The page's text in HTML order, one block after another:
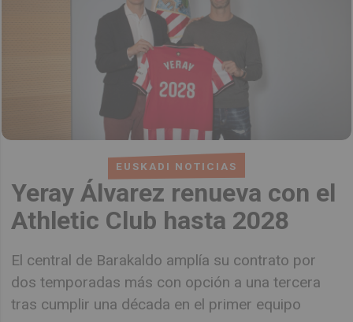
EUSKADI NOTICIAS
Yeray Álvarez renueva con el
Athletic Club hasta 2028
El central de Barakaldo amplía su contrato por
dos temporadas más con opción a una tercera
tras cumplir una década en el primer equipo